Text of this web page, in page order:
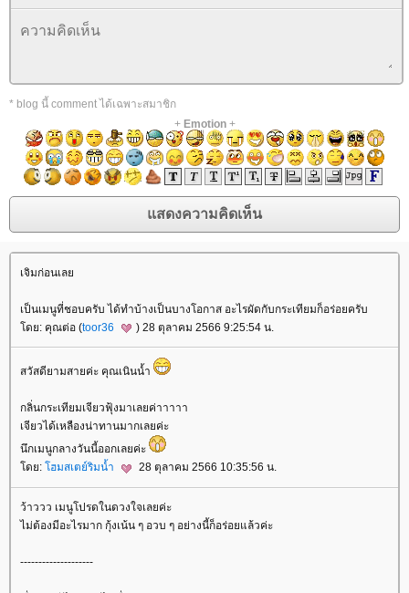
* blog นี้ comment ได้เฉพาะสมาชิก
+ Emotion+
เจิมก่อนเล
เป็นเมนูที่ชอบครับ ได้ทำบ้างเป็นบางโอกาส อะไรผัดกับกระเทียมก็อร่อยครับ
ดย: คุณต่อ (toor36 ) 28 ตุลาคม 2566 9:25:54 น.
สวัสดียามสายค่ะ คุณเนินน้ำ
กลิ่นกระเทียมเจียวฟุ้งมาเลยค่าาาาา
เจียวได้เหลืองน่าทานมากเลยค่ะ
นึกเมนูกลางวันนี้ออกเลยค่ะ
ดย: ฮมสเตย์ริมน้ำ 28 ตุลาคม 2566 10:35:56 น.
ว้าววว เมนูโปรดในดวงใจเลยค่ะ
ไม่ต้องมีอะไรมาก กุ้งเน้น ๆ อวบ ๆ อย่างนี้ก็อร่อยแล้วค่ะ
--------------------